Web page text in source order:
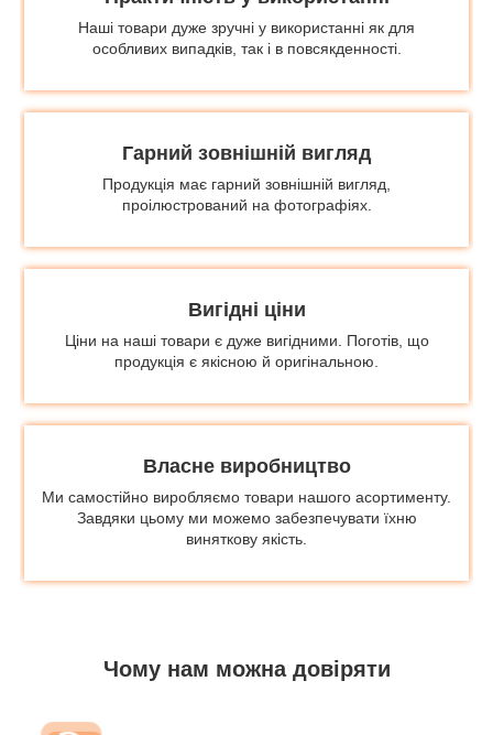
Наші товари дуже зручні у використанні як для
особливих випадків, так і в повсякденності.
Гарний зовнішній вигляд
Продукція має гарний зовнішній вигляд,
проілюстрований на фотографіях.
Вигідні ціни
Ціни на наші товари є дуже вигідними. Поготів, що
продукція є якісною й оригінальною.
Власне виробництво
Ми самостійно виробляємо товари нашого асортименту.
Завдяки цьому ми можемо забезпечувати їхню
виняткову якість.
Чому нам можна довіряти